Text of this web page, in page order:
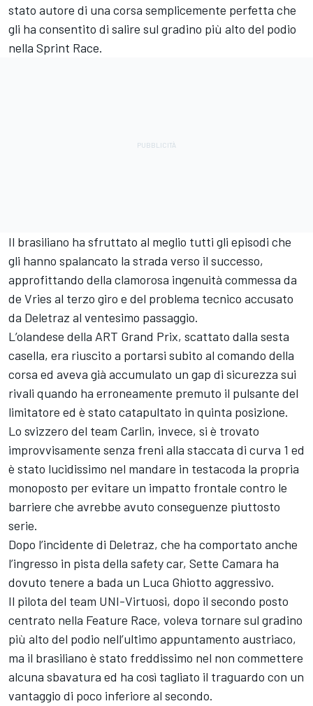
stato autore di una corsa semplicemente perfetta che
gli ha consentito di salire sul gradino più alto del podio
nella Sprint Race.
Il brasiliano ha sfruttato al meglio tutti gli episodi che
gli hanno spalancato la strada verso il successo,
approfittando della clamorosa ingenuità commessa da
de Vries al terzo giro e del problema tecnico accusato
da Deletraz al ventesimo passaggio.
L’olandese della ART Grand Prix, scattato dalla sesta
casella, era riuscito a portarsi subito al comando della
corsa ed aveva già accumulato un gap di sicurezza sui
rivali quando ha erroneamente premuto il pulsante del
limitatore ed è stato catapultato in quinta posizione.
Lo svizzero del team Carlin, invece, si è trovato
improvvisamente senza freni alla staccata di curva 1 ed
è stato lucidissimo nel mandare in testacoda la propria
monoposto per evitare un impatto frontale contro le
barriere che avrebbe avuto conseguenze piuttosto
serie.
Dopo l’incidente di Deletraz, che ha comportato anche
l’ingresso in pista della safety car, Sette Camara ha
dovuto tenere a bada un Luca Ghiotto aggressivo.
Il pilota del team UNI-Virtuosi, dopo il secondo posto
centrato nella Feature Race, voleva tornare sul gradino
più alto del podio nell’ultimo appuntamento austriaco,
ma il brasiliano è stato freddissimo nel non commettere
alcuna sbavatura ed ha così tagliato il traguardo con un
vantaggio di poco inferiore al secondo.